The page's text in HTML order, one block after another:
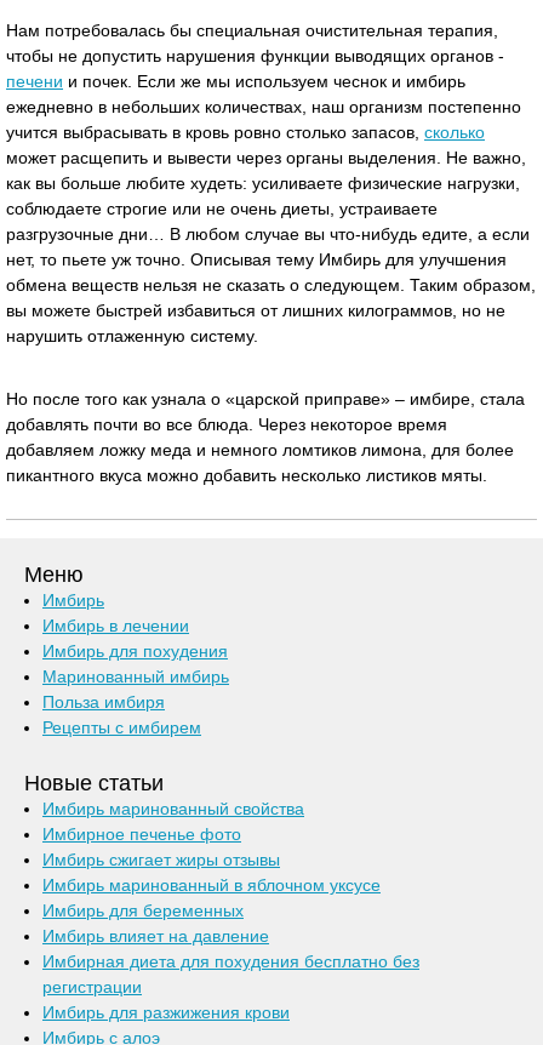
Нам потребовалась бы специальная очистительная терапия,
чтобы не допустить нарушения функции выводящих органов -
печени и почек. Если же мы используем чеснок и имбирь
ежедневно в небольших количествах, наш организм постепенно
учится выбрасывать в кровь ровно столько запасов, сколько
может расщепить и вывести через органы выделения. Не важно,
как вы больше любите худеть: усиливаете физические нагрузки,
соблюдаете строгие или не очень диеты, устраиваете
разгрузочные дни… В любом случае вы что-нибудь едите, а если
нет, то пьете уж точно. Описывая тему Имбирь для улучшения
обмена веществ нельзя не сказать о следующем. Таким образом,
вы можете быстрей избавиться от лишних килограммов, но не
нарушить отлаженную систему.
Но после того как узнала о «царской приправе» – имбире, стала
добавлять почти во все блюда. Через некоторое время
добавляем ложку меда и немного ломтиков лимона, для более
пикантного вкуса можно добавить несколько листиков мяты.
Меню
Имбирь
Имбирь в лечении
Имбирь для похудения
Маринованный имбирь
Польза имбиря
Рецепты с имбирем
Новые статьи
Имбирь маринованный свойства
Имбирное печенье фото
Имбирь сжигает жиры отзывы
Имбирь маринованный в яблочном уксусе
Имбирь для беременных
Имбирь влияет на давление
Имбирная диета для похудения бесплатно без
регистрации
Имбирь для разжижения крови
Имбирь с алоэ